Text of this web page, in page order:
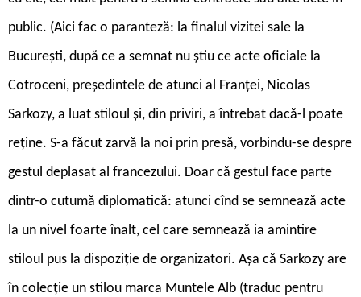
public. (Aici fac o paranteză: la finalul vizitei sale la
București, după ce a semnat nu știu ce acte oficiale la
Cotroceni, președintele de atunci al Franței, Nicolas
Sarkozy, a luat stiloul și, din priviri, a întrebat dacă-l poate
reține. S-a făcut zarvă la noi prin presă, vorbindu-se despre
gestul deplasat al francezului. Doar că gestul face parte
dintr-o cutumă diplomatică: atunci cînd se semnează acte
la un nivel foarte înalt, cel care semnează ia amintire
stiloul pus la dispoziție de organizatori. Așa că Sarkozy are
în colecție un stilou marca Muntele Alb (traduc pentru